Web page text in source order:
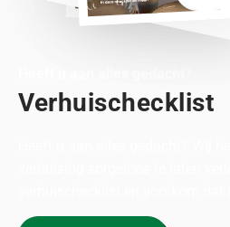
Verhuischecklist